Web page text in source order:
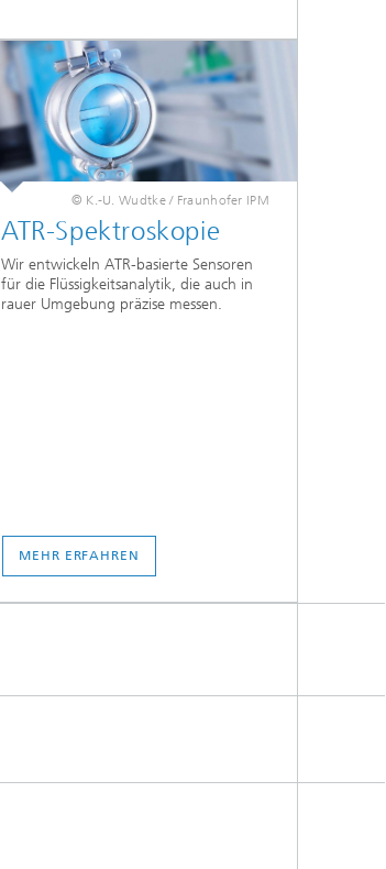
© K.-U. Wudtke / Fraunhofer IPM
ATR-Spektroskopie
Wir entwickeln ATR-basierte Sensoren
für die Flüssigkeitsanalytik, die auch in
rauer Umgebung präzise messen.
MEHR ERFAHREN